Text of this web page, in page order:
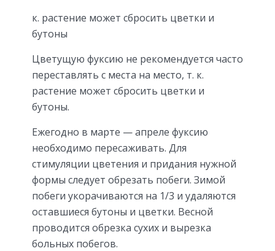
к. растение может сбросить цветки и
бутоны
Цветущую фуксию не рекомендуется часто
переставлять с места на место, т. к.
растение может сбросить цветки и
бутоны.
Ежегодно в марте — апреле фуксию
необходимо пересаживать. Для
стимуляции цветения и придания нужной
формы следует обрезать побеги. Зимой
побеги укорачиваются на 1/3 и удаляются
оставшиеся бутоны и цветки. Весной
проводится обрезка сухих и вырезка
больных побегов.